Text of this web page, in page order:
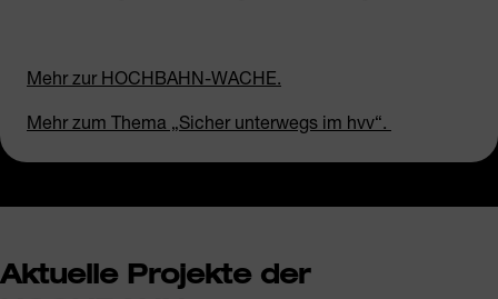
Mehr zur HOCHBAHN-WACHE.
Mehr zum Thema „Sicher unterwegs im hvv“.
Aktuelle Projekte der